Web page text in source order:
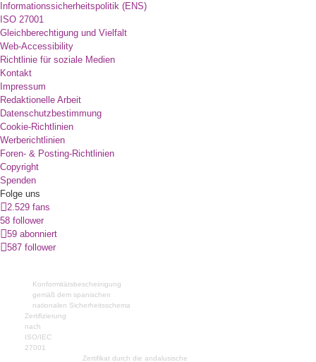
Informationssicherheitspolitik (ENS)
ISO 27001
Gleichberechtigung und Vielfalt
Web-Accessibility
Richtlinie für soziale Medien
Kontakt
Impressum
Redaktionelle Arbeit
Datenschutzbestimmung
Cookie-Richtlinien
Werberichtlinien
Foren- & Posting-Richtlinien
Copyright
Spenden
Folge uns
2.529 fans
58 follower
59 abonniert
587 follower
Konformitätsbescheinigung
gemäß dem spanischen
nationalen Sicherheitsschema
Zertifizierung
nach
ISO/IEC
27001
Zertifikat durch die andalusische